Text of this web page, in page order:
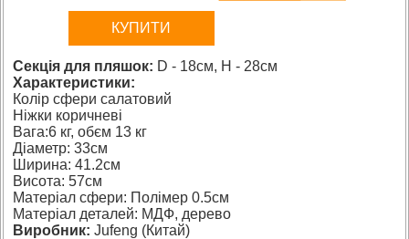
КУПИТИ
Секція для пляшок: D - 18см, H - 28см
Характеристики:
Колір сфери салатовий
Ніжки коричневі
Вага:6 кг, обєм 13 кг
Діаметр: 33см
Ширина: 41.2см
Висота: 57см
Матеріал сфери: Полімер 0.5см
Матеріал деталей: МДФ, дерево
Виробник: Jufeng (Китай)